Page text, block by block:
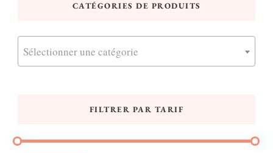
CATÉGORIES DE PRODUITS
Sélectionner une catégorie
FILTRER PAR TARIF